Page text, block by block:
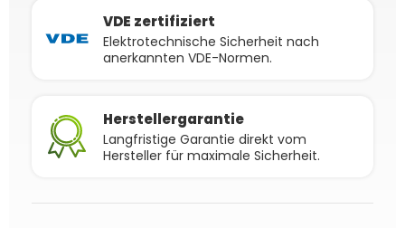
VDE zertifiziert
Elektrotechnische Sicherheit nach
anerkannten VDE-Normen.
Herstellergarantie
Langfristige Garantie direkt vom
Hersteller für maximale Sicherheit.